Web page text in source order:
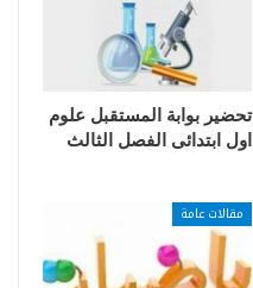
تحضير بوابة المستقبل علوم
اول ابتدائى الفصل الثالث
مقالات عامة